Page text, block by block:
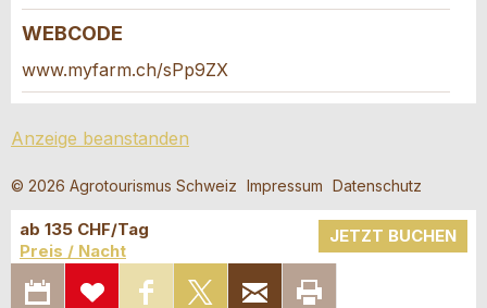
Allgemeines Feedback
Anzeige nicht mehr gültig
Anzeige unvollständig
* Eingabe erforderlich
ab 135 CHF/Tag
Preis / Nacht
JETZT BUCHEN
Buchungsanfrage
Kontaktpersonen dieser Anzeige.
Anreise *
öffnen
AUGUST 2026
Abreise
WEBCODE
www.myfarm.ch/sPp9ZX
Anzeige beanstanden
IN KALENDER
EXPORTIEREN
ZUR
MERKLISTE
AUF
FACEBOOK
TEILEN WEITEREMPFEHLEN
© 2026 Agrotourismus Schweiz Impressum Datenschutz